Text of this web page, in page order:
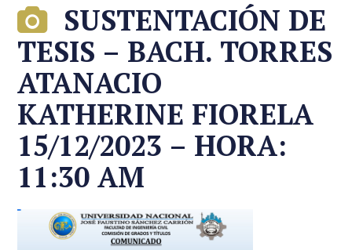
SUSTENTACIÓN DE
TESIS – BACH. TORRES
ATANACIO
KATHERINE FIORELA
15/12/2023 – HORA:
11:30 AM